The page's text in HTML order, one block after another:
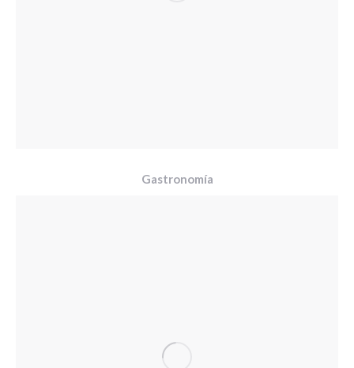
Gastronomía